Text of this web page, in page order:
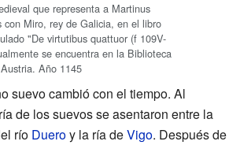
que representa a Martinus
con Miro, rey de Galicia, en el libro
"De virtutibus quattuor (f 109V-
se encuentra en la Biblioteca
Año 1145
suevo cambió con el tiempo. Al
de los suevos se asentaron entre la
río Dueroy la ría deVigo. Después de